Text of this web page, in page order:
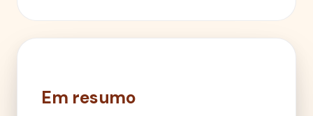
Em resumo